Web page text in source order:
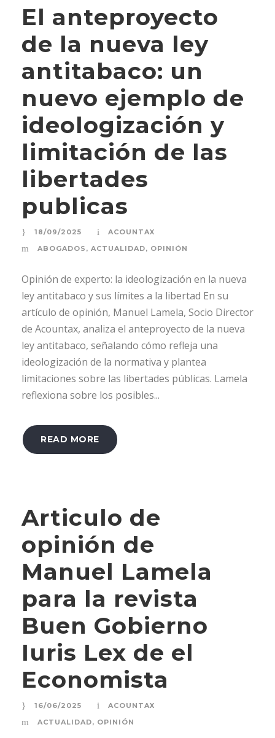
El anteproyecto
de la nueva ley
antitabaco: un
nuevo ejemplo de
ideologización y
limitación de las
libertades
publicas
18/09/2025
ACOUNTAX
ABOGADOS , ACTUALIDAD, OPINIÓN
Opinión de experto: la ideologización en la nueva
ley antitabaco y sus límites a la libertad En su
artículo de opinión, Manuel Lamela, Socio Director
de Acountax, analiza el anteproyecto de la nueva
ley antitabaco, señalando cómo refleja una
ideologización de la normativa y plantea
limitaciones sobre las libertades públicas. Lamela
reflexiona sobre los posibles...
READ MORE
Articulo de
opinión de
Manuel Lamela
para la revista
Buen Gobierno
Iuris Lex de el
Economista
16/06/2025
ACOUNTAX
ACTUALIDAD, OPINIÓN